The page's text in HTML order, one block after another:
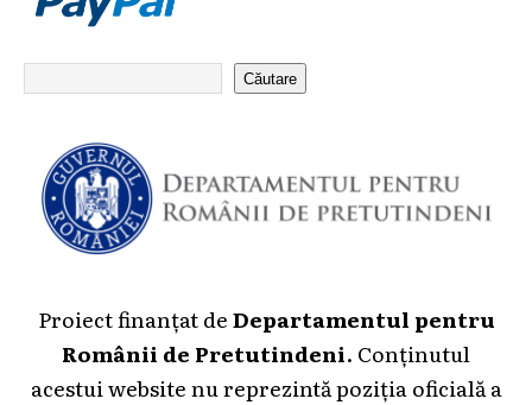
Căutare
Proiect finanțat deDepartamentul pentru
Românii de Pretutindeni. Conținutul
acestui website nu reprezintă poziția oficială a